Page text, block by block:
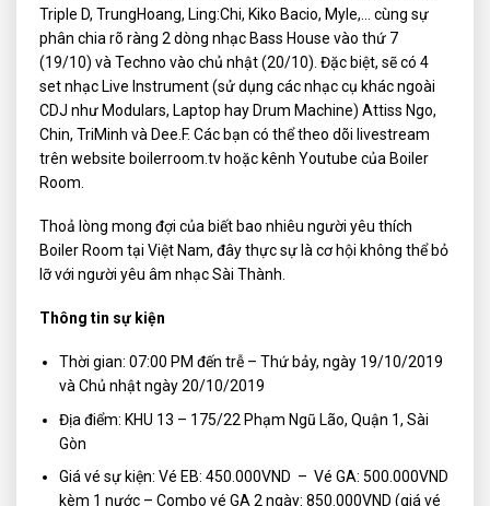
Triple D, TrungHoang, Ling:Chi, Kiko Bacio, Myle,… cùng sự
phân chia rõ ràng 2 dòng nhạc Bass House vào thứ 7
(19/10) và Techno vào chủ nhật (20/10). Đặc biệt, sẽ có 4
set nhạc Live Instrument (sử dụng các nhạc cụ khác ngoài
CDJ như Modulars, Laptop hay Drum Machine) Attiss Ngo,
Chin, TriMinh và Dee.F. Các bạn có thể theo dõi livestream
trên website boilerroom.tv hoặc kênh Youtube của Boiler
Room.
Thoả lòng mong đợi của biết bao nhiêu người yêu thích
Boiler Room tại Việt Nam, đây thực sự là cơ hội không thể bỏ
lỡ với người yêu âm nhạc Sài Thành.
Thông tin sự kiện
Thời gian: 07:00 PM đến trễ – Thứ bảy, ngày 19/10/2019
và Chủ nhật ngày 20/10/2019
Địa điểm: KHU 13 – 175/22 Phạm Ngũ Lão, Quận 1, Sài
Gòn
Giá vé sự kiện: Vé EB: 450.000VND – Vé GA: 500.000VND
kèm 1 nước – Combo vé GA 2 ngày: 850.000VND (giá vé